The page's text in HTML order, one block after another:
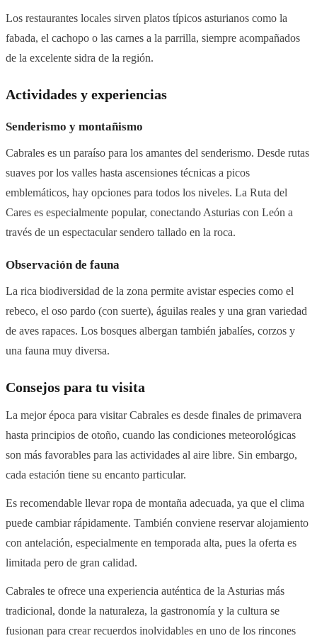
Los restaurantes locales sirven platos típicos asturianos como la
fabada, el cachopo o las carnes a la parrilla, siempre acompañados
de la excelente sidra de la región.
Actividades y experiencias
Senderismo y montañismo
Cabrales es un paraíso para los amantes del senderismo. Desde rutas
suaves por los valles hasta ascensiones técnicas a picos
emblemáticos, hay opciones para todos los niveles. La Ruta del
Cares es especialmente popular, conectando Asturias con León a
través de un espectacular sendero tallado en la roca.
Observación de fauna
La rica biodiversidad de la zona permite avistar especies como el
rebeco, el oso pardo (con suerte), águilas reales y una gran variedad
de aves rapaces. Los bosques albergan también jabalíes, corzos y
una fauna muy diversa.
Consejos para tu visita
La mejor época para visitar Cabrales es desde finales de primavera
hasta principios de otoño, cuando las condiciones meteorológicas
son más favorables para las actividades al aire libre. Sin embargo,
cada estación tiene su encanto particular.
Es recomendable llevar ropa de montaña adecuada, ya que el clima
puede cambiar rápidamente. También conviene reservar alojamiento
con antelación, especialmente en temporada alta, pues la oferta es
limitada pero de gran calidad.
Cabrales te ofrece una experiencia auténtica de la Asturias más
tradicional, donde la naturaleza, la gastronomía y la cultura se
fusionan para crear recuerdos inolvidables en uno de los rincones